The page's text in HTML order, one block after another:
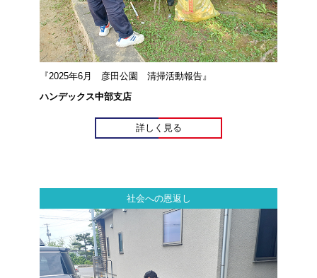
『2025年6月 彦田公園 清掃活動報告』
ハンデックス中部支店
詳しく見る
社会への恩返し